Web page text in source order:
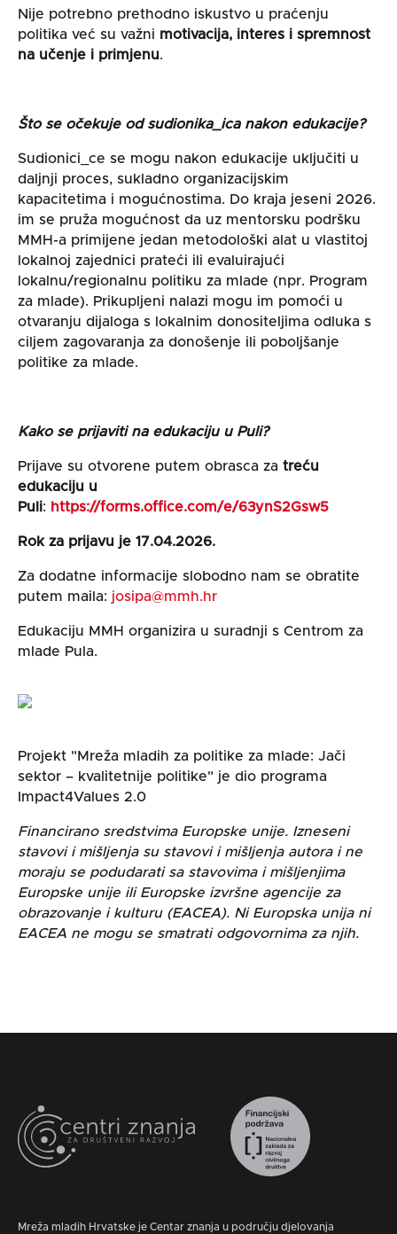
Nije potrebno prethodno iskustvo u praćenju
politika već su važni motivacija, interes i spremnost
na učenje i primjenu.
Što se očekuje od sudionika_ica nakon edukacije?
Sudionici_ce se mogu nakon edukacije uključiti u
daljnji proces, sukladno organizacijskim
kapacitetima i mogućnostima. Do kraja jeseni 2026.
im se pruža mogućnost da uz mentorsku podršku
MMH-a primijene jedan metodološki alat u vlastitoj
lokalnoj zajednici prateći ili evaluirajući
lokalnu/regionalnu politiku za mlade (npr. Program
za mlade). Prikupljeni nalazi mogu im pomoći u
otvaranju dijaloga s lokalnim donositeljima odluka s
ciljem zagovaranja za donošenje ili poboljšanje
politike za mlade.
Kako se prijaviti na edukaciju u Puli?
Prijave su otvorene putem obrasca za treću
edukaciju u
Puli: https://forms.office.com/e/63ynS2Gsw5
Rok za prijavu je 17.04.2026.
Za dodatne informacije slobodno nam se obratite
putem maila: josipa@mmh.hr
Edukaciju MMH organizira u suradnji s Centrom za
mlade Pula.
Projekt "Mreža mladih za politike za mlade: Jači
sektor – kvalitetnije politike" je dio programa
Impact4Values 2.0
Financirano sredstvima Europske unije. Izneseni
stavovi i mišljenja su stavovi i mišljenja autora i ne
moraju se podudarati sa stavovima i mišljenjima
Europske unije ili Europske izvršne agencije za
obrazovanje i kulturu (EACEA). Ni Europska unija ni
EACEA ne mogu se smatrati odgovornima za njih.
Mreža mladih Hrvatske je Centar znanja u području djelovanja